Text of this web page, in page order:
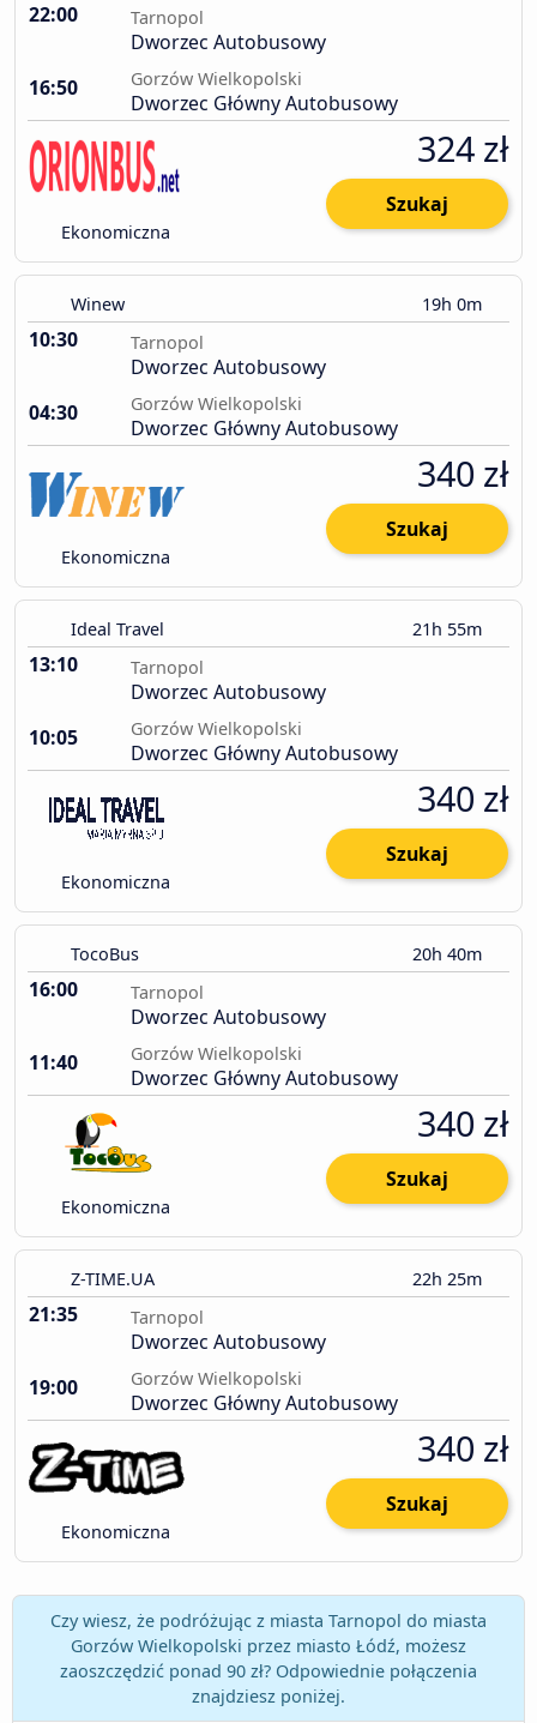
22:00 Tarnopol
Dworzec Autobusowy
16:50
Gorzów Wielkopolski
Dworzec Główny Autobusowy
Ekonomiczna
324 zł
Szukaj
Winew 19h 0m
10:30 Tarnopol
Dworzec Autobusowy
04:30
Gorzów Wielkopolski
Dworzec Główny Autobusowy
Ekonomiczna
340 zł
Szukaj
Ideal Travel 21h 55m
13:10 Tarnopol
Dworzec Autobusowy
10:05
Gorzów Wielkopolski
Dworzec Główny Autobusowy
Ekonomiczna
340 zł
Szukaj
TocoBus 20h 40m
16:00 Tarnopol
Dworzec Autobusowy
11:40
Gorzów Wielkopolski
Dworzec Główny Autobusowy
Ekonomiczna
340 zł
Szukaj
Z-TIME.UA 22h 25m
21:35 Tarnopol
Dworzec Autobusowy
19:00
Gorzów Wielkopolski
Dworzec Główny Autobusowy
Ekonomiczna
340 zł
Szukaj
Czy wiesz, że podróżując z miasta Tarnopol do miasta
Gorzów Wielkopolski przez miasto Łódź, możesz
zaoszczędzić ponad 90 zł? Odpowiednie połączenia
znajdziesz poniżej.